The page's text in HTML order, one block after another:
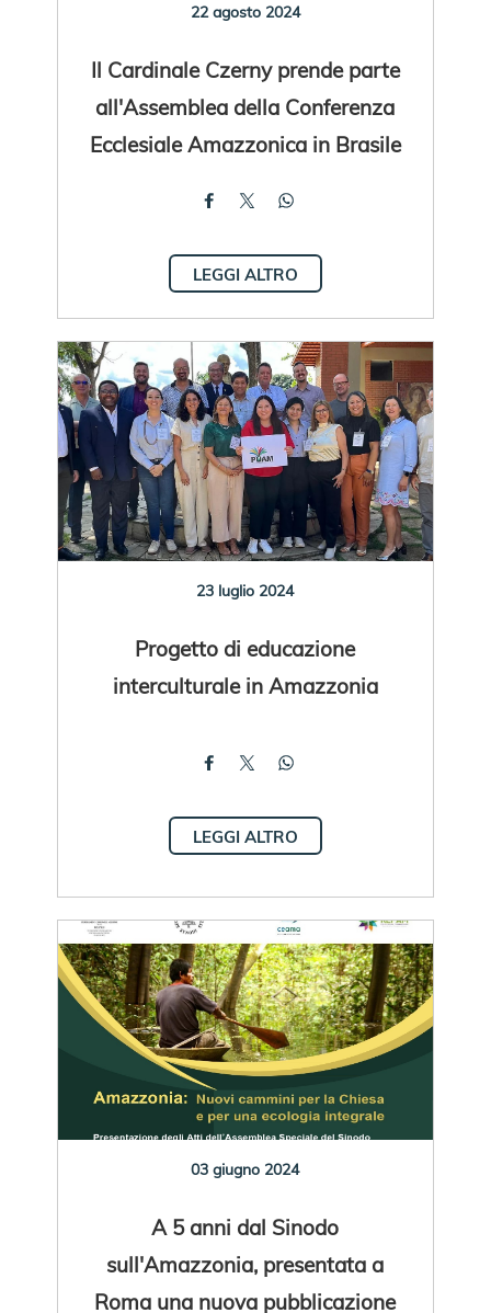
22 agosto 2024
Il Cardinale Czerny prende parte
all'Assemblea della Conferenza
Ecclesiale Amazzonica in Brasile
LEGGI ALTRO
23 luglio 2024
Progetto di educazione
interculturale in Amazzonia
LEGGI ALTRO
03 giugno 2024
A 5 anni dal Sinodo
sull'Amazzonia, presentata a
Roma una nuova pubblicazione